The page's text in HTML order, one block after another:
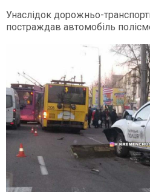
Унаслідок дорожньо-
постраждав автомобіль